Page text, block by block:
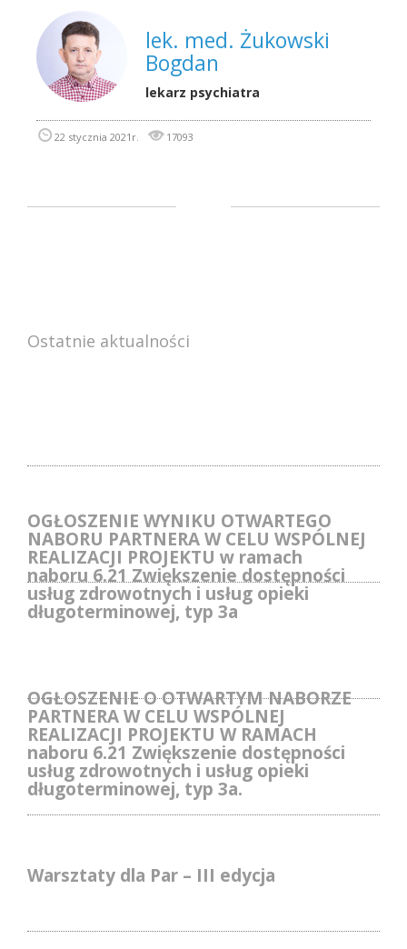
lek. med. Żukowski
Bogdan
lekarz psychiatra
22 stycznia 2021r. 17093
Ostatnie aktualności
OGŁOSZENIE WYNIKU OTWARTEGO
NABORU PARTNERA W CELU WSPÓLNEJ
REALIZACJI PROJEKTU w ramach
naboru 6.21 Zwiększenie dostępności
usług zdrowotnych i usług opieki
długoterminowej, typ 3a
OGŁOSZENIE O OTWARTYM NABORZE
PARTNERA W CELU WSPÓLNEJ
REALIZACJI PROJEKTU W RAMACH
naboru 6.21 Zwiększenie dostępności
usług zdrowotnych i usług opieki
długoterminowej, typ 3a.
Warsztaty dla Par – III edycja